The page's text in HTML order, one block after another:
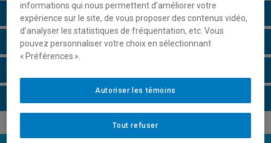
Description du cours
Horaire - Été 2026
informations qui nous permettent d’améliorer votre
expérience sur le site, de vous proposer des contenus vidéo,
d’analyser les statistiques de fréquentation, etc. Vous
pouvez personnaliser votre choix en sélectionnant
« Préférences ».
Tout refuser
Autoriser les témoins